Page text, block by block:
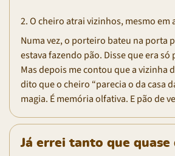
2. O cheiro atrai vizinhos, mesmo em
Numa vez, o porteiro bateu na porta
estava fazendo pão. Disse que era
Mas depois me contou que a vizinha
dito que o cheiro “parecia o da casa
magia. É memória olfativa. E pão de
Já errei tanto que quase